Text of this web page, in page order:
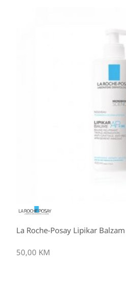
La Roche-Posay Lipikar
50,00 KM